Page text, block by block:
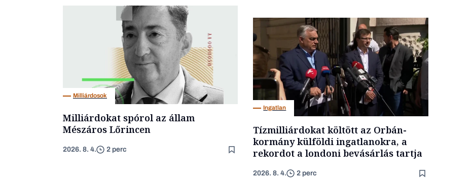
Milliárdosok
Milliárdokat spórol az állam
Mészáros Lőrincen
2026. 8. 4. 2 perc
Ingatlan
Tízmilliárdokat költött az Orbán-
kormány külföldi ingatlanokra, a
rekordot a londoni bevásárlás tartja
2026. 8. 4. 2 perc